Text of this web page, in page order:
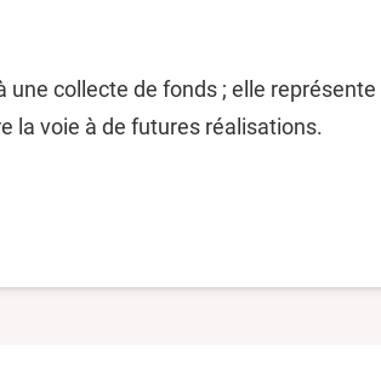
collecte de fonds ; elle représente
la voie à de futures réalisations.